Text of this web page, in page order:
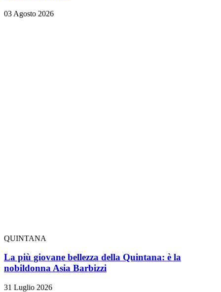
03 Agosto 2026
QUINTANA
La più giovane bellezza della Quintana: è la
nobildonna Asia Barbizzi
31 Luglio 2026